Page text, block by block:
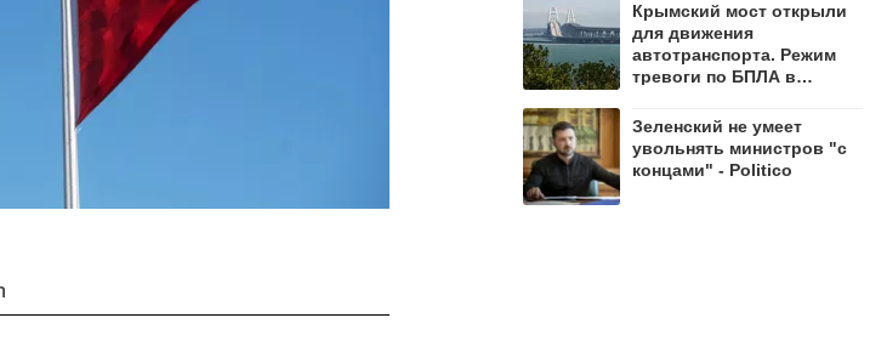
Крымский мост открыли
для движения
автотранспорта. Режим
тревоги по БПЛА в
Зеленский не умеет
увольнять министров "с
концами" - Politico